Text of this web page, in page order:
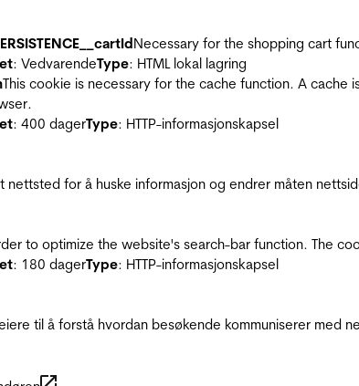
Necessary for the shopping cart
: VedvarendeType: HTML lokal lagring
This cookie is necessary for the cache function. A
: 400 dagerType: HTTP-informasjonskapsel
nettsted for å huske informasjon og endrer måten
to optimize the website's search-bar function. The
: 180 dagerType: HTTP-informasjonskapsel
til å forstå hvordan besøkende kommuniserer med